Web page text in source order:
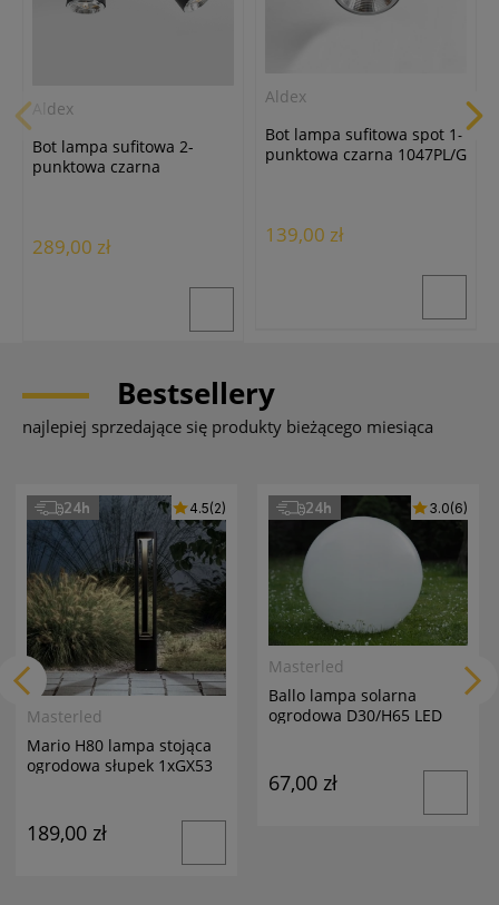
Aldex
Bot lampa sufitowa 2-
punktowa czarna
289,00 zł
Aldex
Bot lampa sufitowa spot 1-
punktowa czarna 1047PL/G
139,00 zł
Bestsellery
najlepiej sprzedające się produkty bieżącego miesiąca
24h
Masterled
Mario H80 lampa stojąca
ogrodowa słupek 1xGX53
4.5(2)
189,00 zł
24h
Masterled
Ballo lampa solarna
ogrodowa D30/H65 LED
3.0(6)
67,00 zł